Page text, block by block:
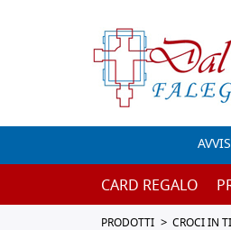
CARD REGALO
PRODOTTI CROCI IN